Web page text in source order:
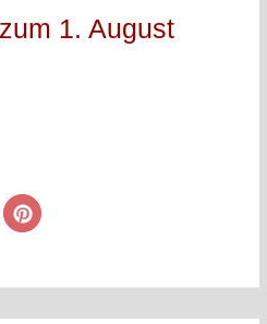
1. August